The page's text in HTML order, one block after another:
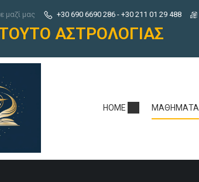
μαζί μας +30 690 6690 286 - +30 211 01 29 488
ΑΣΤΡΟΛΟΓΙΑΣ
HOME ΜΑΘΉΜΑΤΑ